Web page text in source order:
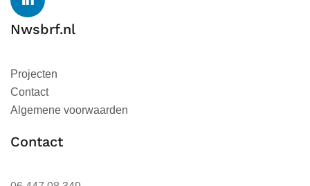
Nwsbrf.nl
Projecten
Contact
Algemene voorwaarden
Contact